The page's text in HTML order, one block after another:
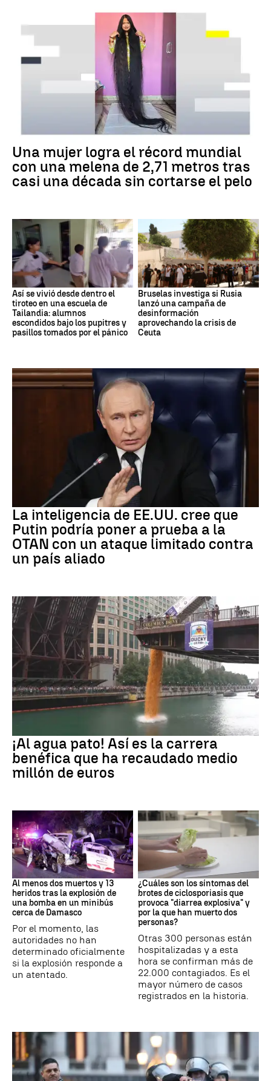
Una mujer logra el récord mundial
con una melena de 2,71 metros tras
casi una década sin cortarse el pelo
Así se vivió desde dentro el
tiroteo en una escuela de
Tailandia: alumnos
escondidos bajo los pupitres y
pasillos tomados por el pánico
Bruselas investiga si Rusia
lanzó una campaña de
desinformación
aprovechando la crisis de
Ceuta
La inteligencia de EE.UU. cree que
Putin podría poner a prueba a la
OTAN con un ataque limitado contra
un país aliado
¡Al agua pato! Así es la carrera
benéfica que ha recaudado medio
millón de euros
SIRIA
Al menos dos muertos y 13
heridos tras la explosión de
una bomba en un minibús
cerca de Damasco
Por el momento, las
autoridades no han
determinado oficialmente
si la explosión responde a
un atentado.
Brote
¿Cuáles son los síntomas del
brotes de ciclosporiasis que
provoca "diarrea explosiva" y
por la que han muerto dos
personas?
Otras 300 personas están
hospitalizadas y a esta
hora se confirman más de
22.000 contagiados. Es el
mayor número de casos
registrados en la historia.